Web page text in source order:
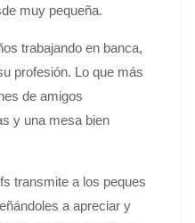
muy pequeña.
trabajando en banca,
profesión. Lo que más
de amigos
y una mesa bien
transmite a los peques
a apreciar y